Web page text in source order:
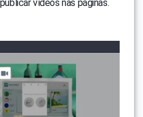
vídeos nas páginas.